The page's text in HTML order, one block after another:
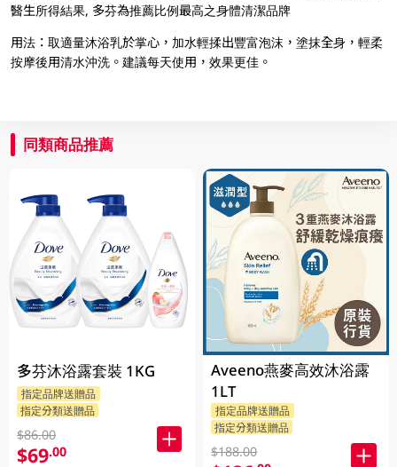
醫生所得結果, 多芬為推薦比例最高之身體清潔品牌
用法：取適量沐浴乳於掌心，加水輕揉出豐富泡沫，塗抹全身，輕柔
按摩後用清水沖洗。建議每天使用，效果更佳。
同類商品推薦
多芬沐浴露套裝 1KG
指定品牌送贈品
指定分類送贈品
$86.00
$69.00
Aveeno燕麥高效沐浴露
1LT
指定品牌送贈品
指定分類送贈品
$188.00